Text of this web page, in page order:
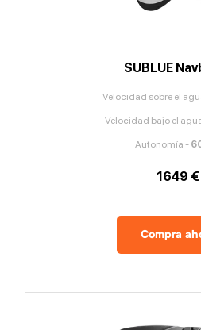
SUBLUE
Velocidad sobre el
Velocidad bajo el
Autonomía -
1649 €
Compra